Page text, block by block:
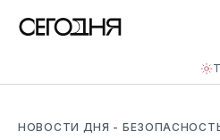
НОВОСТИ ДНЯ -